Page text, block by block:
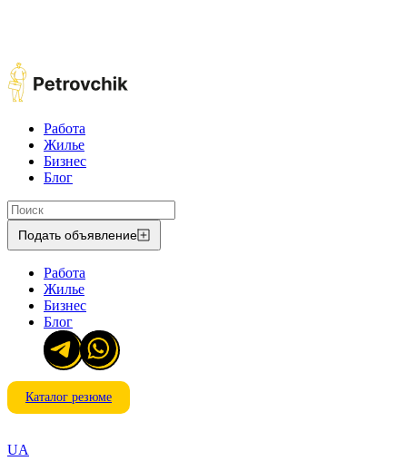
Работа
Жилье
Бизнес
Блог
Подать объявление
Работа
Жилье
Бизнес
Блог
Каталог резюме
UA